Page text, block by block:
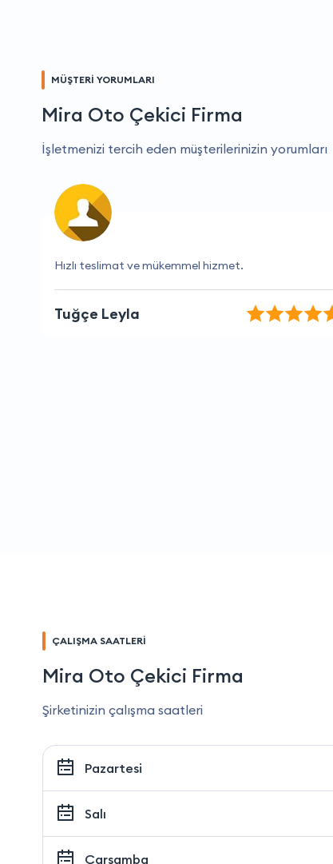
MÜŞTERİ YORUMLARI
Mira Oto Çekici Firma
İşletmenizi tercih eden müşterilerinizin yorumları
Harika bir deneyim oldu.
Beren Sağlam
ÇALIŞMA SAATLERİ
Mira Oto Çekici Firma
Şirketinizin çalışma saatleri
Pazartesi
Salı
Çarşamba